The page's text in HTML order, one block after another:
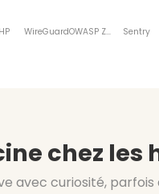
WireGuard OWASP ZAP Sentry
chez les
avec curiosité,